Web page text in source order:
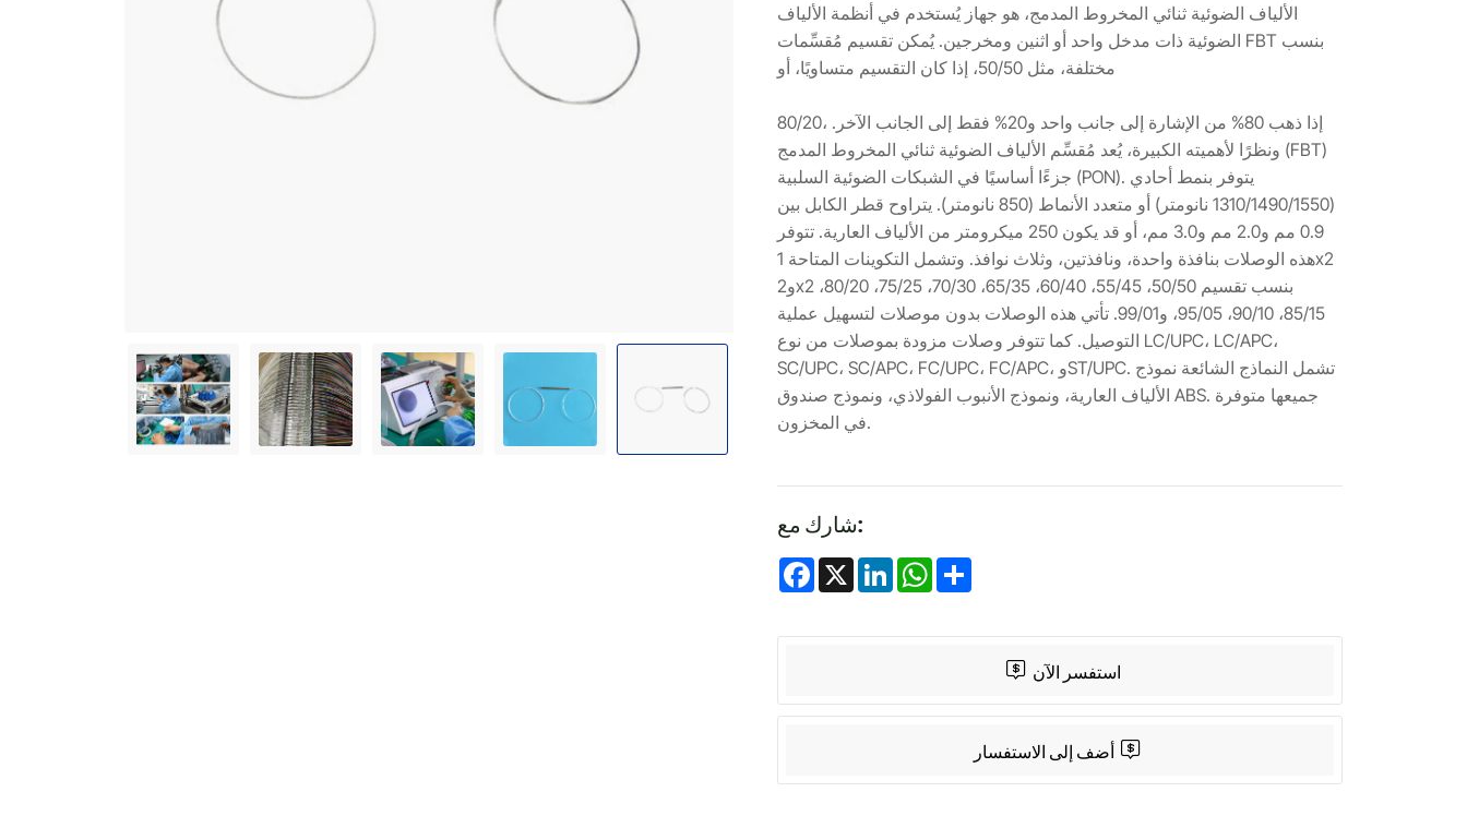
الألياف الضوئية ثنائي المخروط المدمج، هو جهاز يُستخدم في أنظمة الألياف
الضوئية ذات مدخل واحد أو اثنين ومخرجين. يُمكن تقسيم مُقسِّمات FBT بنسب
مختلفة، مثل 50/50، إذا كان التقسيم متساويًا، أو
80/20، إذا ذهب 80% من الإشارة إلى جانب واحد و20% فقط إلى الجانب الآخر.
ونظرًا لأهميته الكبيرة، يُعد مُقسِّم الألياف الضوئية ثنائي المخروط المدمج (FBT)
جزءًا أساسيًا في الشبكات الضوئية السلبية (PON). يتوفر بنمط أحادي
(1310/1490/1550 نانومتر) أو متعدد الأنماط (850 نانومتر). يتراوح قطر الكابل بين
0.9 مم و2.0 مم و3.0 مم، أو قد يكون 250 ميكرومتر من الألياف العارية. تتوفر
هذه الوصلات بنافذة واحدة، ونافذتين، وثلاث نوافذ. وتشمل التكوينات المتاحة 1x2
و2x2 بنسب تقسيم 50/50، 55/45، 60/40، 65/35، 70/30، 75/25، 80/20،
85/15، 90/10، 95/05، و99/01. تأتي هذه الوصلات بدون موصلات لتسهيل عملية
التوصيل. كما تتوفر وصلات مزودة بموصلات من نوع LC/UPC، LC/APC،
SC/UPC، SC/APC، FC/UPC، FC/APC، وST/UPC. تشمل النماذج الشائعة نموذج
الألياف العارية، ونموذج الأنبوب الفولاذي، ونموذج صندوق ABS. جميعها متوفرة
في المخزون.
شارك مع:
Facebook
X LinkedInWhatsApp
استفسر الآن
أضف إلى الاستفسار